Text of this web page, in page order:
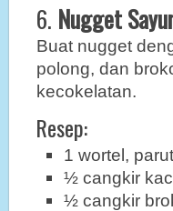
6. Nugget
Buat nugget
polong, dan
kecokelatan.
Resep:
1 wortel,
½ cangkir
½ cangkir